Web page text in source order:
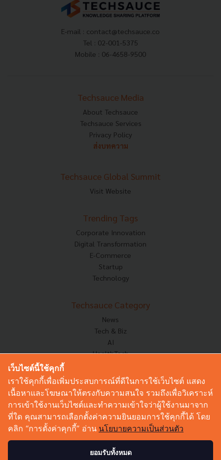
E-mail : contact@techsauce.co
Tel : 02-001-5375
Mobile : 06-4658-9500
Techsauce Media
About Techsauce
Techsauce Services
Privacy Policy
ส่งบทความ
Techsauce Global Summit
Visit Website
Trending Tags
Corporate Innovation
Digital Transformation
E-Commerce
Startup
Technology
Techsauce Category
News
Tech & Biz
AI
HealthTech
Corp Innov
Saucy Thoughts
Based On
Sustainable
Videos
Podcast
เว็บไซต์นี้ใช้คุกกี้
เราใช้คุกกี้เพื่อเพิ่มประสบการณ์ที่ดีในการใช้เว็บไซต์ แสดง
เนื้อหาและโฆษณาให้ตรงกับความสนใจ รวมถึงเพื่อวิเคราะห์
การเข้าใช้งานเว็บไซต์และทำความเข้าใจว่าผู้ใช้งานมาจาก
ที่ใด คุณสามารถเลือกตั้งค่าความยินยอมการใช้คุกกี้ได้ โดย
คลิก “การตั้งค่าคุกกี้” อ่าน นโยบายความเป็นส่วนตัว
ยอมรับทั้งหมด